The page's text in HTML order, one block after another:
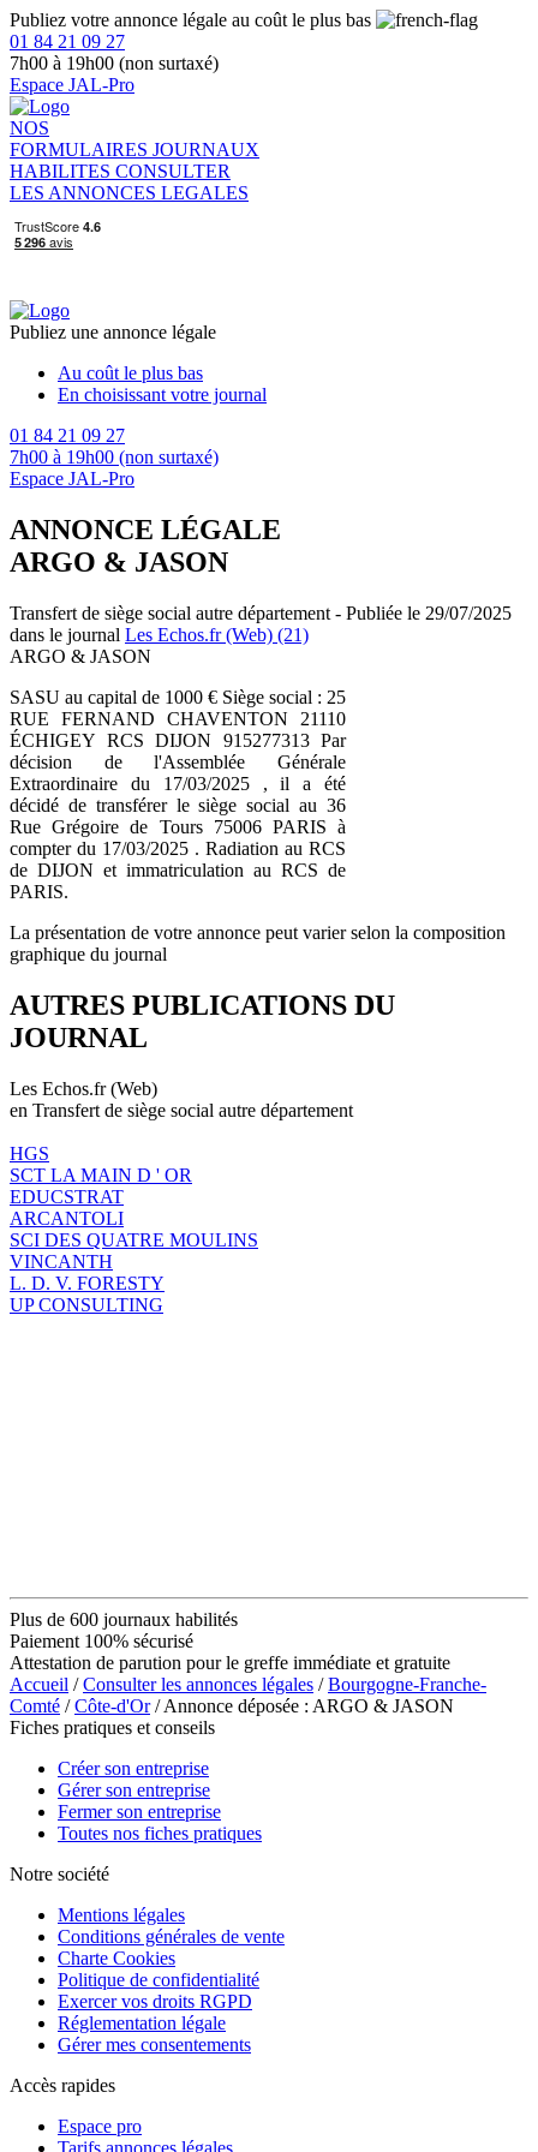
Publiez votre annonce légale au coût le plus bas
01 84 21 09 27
7h00 à 19h00 (non surtaxé)
Espace JAL-Pro
NOS
FORMULAIRES JOURNAUX
HABILITES CONSULTER
LES ANNONCES LEGALES
Publiez une annonce légale
Au coût le plus bas
En choisissant votre journal
01 84 21 09 27
7h00 à 19h00 (non surtaxé)
Espace JAL-Pro
ANNONCE LÉGALE
ARGO & JASON
Transfert de siège social autre département - Publiée le 29/07/2025
dans le journal Les Echos.fr (Web) (21)
ARGO & JASON
SASU au capital de 1000 € Siège social : 25
RUE FERNAND CHAVENTON 21110
ÉCHIGEY RCS DIJON 915277313 Par
décision de l'Assemblée Générale
Extraordinaire du 17/03/2025 , il a été
décidé de transférer le siège social au 36
Rue Grégoire de Tours 75006 PARIS à
compter du 17/03/2025 . Radiation au RCS
de DIJON et immatriculation au RCS de
PARIS.
La présentation de votre annonce peut varier selon la composition
graphique du journal
AUTRES PUBLICATIONS DU
JOURNAL
Les Echos.fr (Web)
en Transfert de siège social autre département
HGS
SCT LA MAIN D ' OR
EDUCSTRAT
ARCANTOLI
SCI DES QUATRE MOULINS
VINCANTH
L. D. V. FORESTY
UP CONSULTING
Plus de 600 journaux habilités
Paiement 100% sécurisé
Attestation de parution pour le greffe immédiate et gratuite
Accueil /Consulter les annonces légales /Bourgogne-Franche-
Comté /Côte-d'Or/ Annonce déposée : ARGO & JASON
Fiches pratiques et conseils
Créer son entreprise
Gérer son entreprise
Fermer son entreprise
Toutes nos fiches pratiques
Notre société
Mentions légales
Conditions générales de vente
Charte Cookies
Politique de confidentialité
Exercer vos droits RGPD
Réglementation légale
Gérer mes consentements
Accès rapides
Espace pro
Tarifs annonces légales